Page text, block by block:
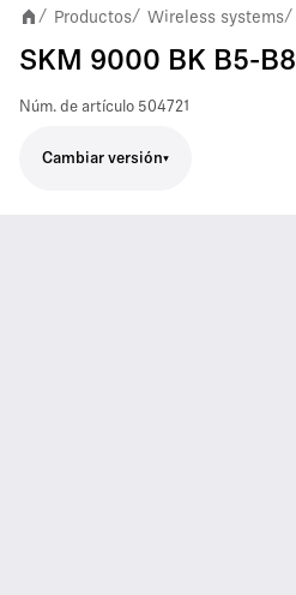
/ Productos/ Wireless systems/
SKM 9000 BK B5-B8
Núm. de artículo 504721
Cambiar versión